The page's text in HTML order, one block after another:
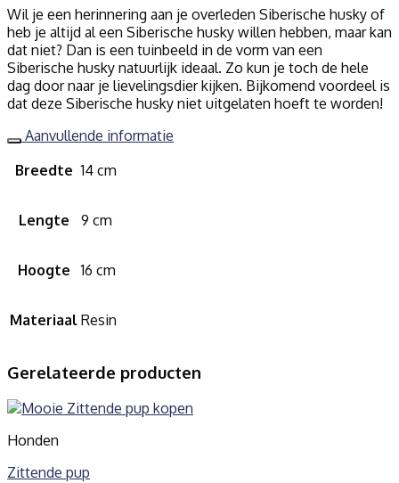
Wil je een herinnering aan je overleden Siberische husky of
heb je altijd al een Siberische husky willen hebben, maar kan
dat niet? Dan is een tuinbeeld in de vorm van een
Siberische husky natuurlijk ideaal. Zo kun je toch de hele
dag door naar je lievelingsdier kijken. Bijkomend voordeel is
dat deze Siberische husky niet uitgelaten hoeft te worden!
Aanvullende informatie
Breedte 14 cm
Lengte 9 cm
Hoogte 16 cm
Materiaal Resin
Gerelateerde producten
Honden
Zittende pup